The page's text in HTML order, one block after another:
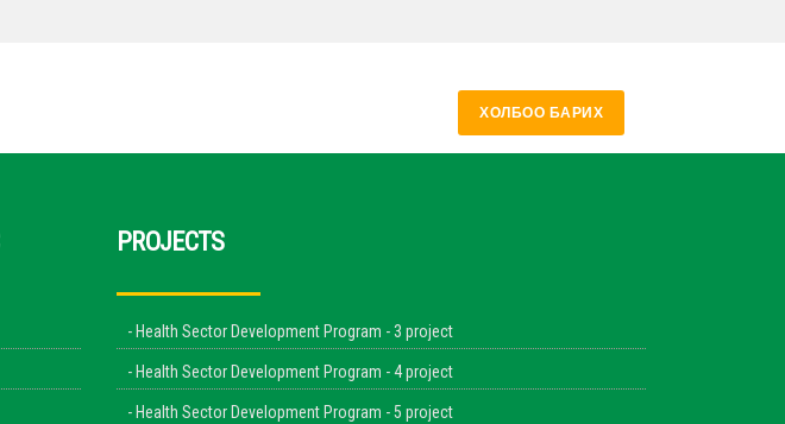
ХОЛБОО БАРИХ
PROJECTS
- Health Sector Development Program - 3 project
- Health Sector Development Program - 4 project
- Health Sector Development Program - 5 project